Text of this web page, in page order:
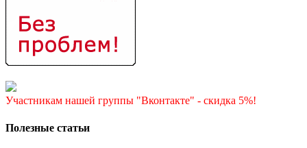
Участникам нашей группы "Вконтакте" - скидка 5%!
Полезные статьи